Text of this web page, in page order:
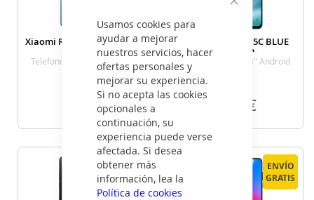
Cerrar
Usamos cookies para
ayudar a mejorar
nuestros servicios, hacer
ofertas personales y
mejorar su experiencia.
Si no acepta las cookies
opcionales a
continuación, su
experiencia puede verse
afectada. Si desea
obtener más
información, lea la
Política de cookies
Xiaomi REDMI 15C 4+128GB
GREEN
Telefono Movil 6,9" Android
VER DETALLE
135
€
Xiaomi REDMI 15C BLUE
4+128GB
Telefono Movil 6,8" Android
VER DETALLE
135€
ENVÍO
GRATIS
ENVÍO
GRATIS
ENVÍO
GRATIS
ENVÍO
GRATIS